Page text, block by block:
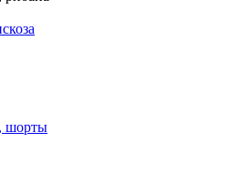
шорты